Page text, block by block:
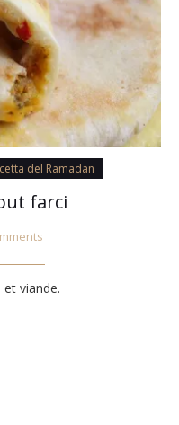
del Ramadan
farci
viande.